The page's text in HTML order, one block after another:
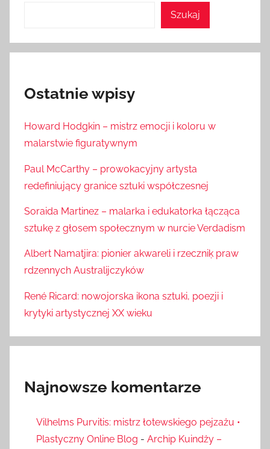
Szukaj
Ostatnie wpisy
Howard Hodgkin – mistrz emocji i koloru w
malarstwie figuratywnym
Paul McCarthy – prowokacyjny artysta
redefiniujący granice sztuki współczesnej
Soraida Martinez – malarka i edukatorka łącząca
sztukę z głosem społecznym w nurcie Verdadism
Albert Namatjira: pionier akwareli i rzeczniķ praw
rdzennych Australijczyków
René Ricard: nowojorska ikona sztuki, poezji i
krytyki artystycznej XX wieku
Najnowsze komentarze
Vilhelms Purvitis: mistrz łotewskiego pejzażu •
Plastyczny Online Blog - Archip Kuindży –